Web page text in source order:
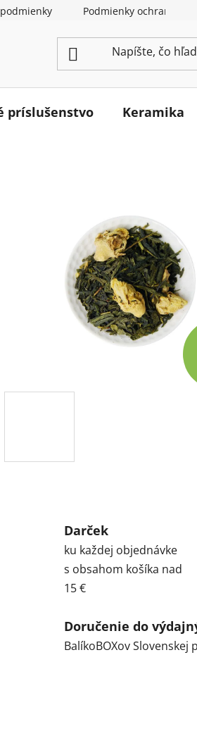
Podmienky ochrany
príslušenstvo Keramika
Darček
ku každej objednávke
s obsahom košíka nad
15 €
Doručenie do
BalíkoBOXov Slovenskej